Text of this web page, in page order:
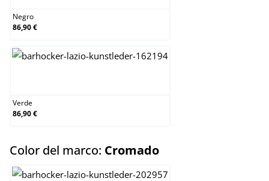
Negro
86,90 €
Verde
86,90 €
Color del marco: Cromadoselect